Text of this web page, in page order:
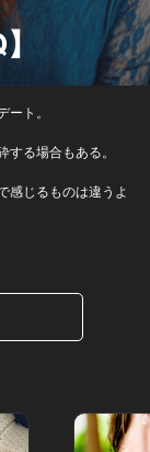
ト。
る場合もある。
感じるものは違うよ